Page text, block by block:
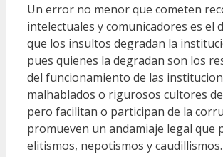
Un error no menor que cometen
intelectuales y comunicadores es el
que los insultos degradan la
pues quienes la degradan son los
del funcionamiento de las
malhablados o rigurosos cultores
pero facilitan o participan de la
promueven un andamiaje legal que
elitismos, nepotismos y